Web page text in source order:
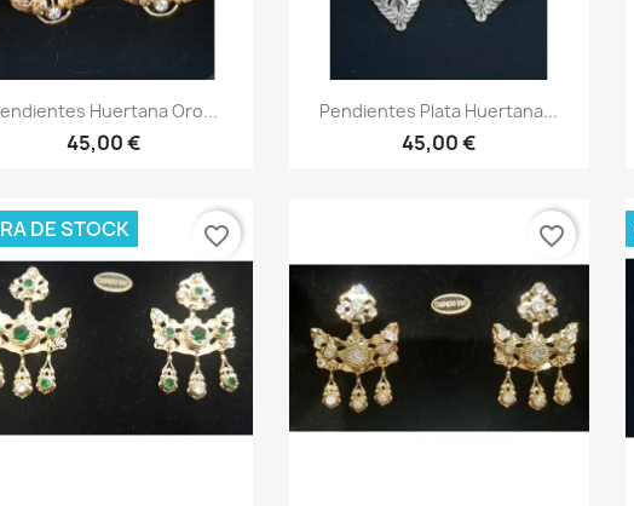
Vista rápida
Huertana Oro...
45,00 €
Vista rápida
Pendientes Plata Huertana...
45,00 €
DE STOCK favorite_border favorite_border